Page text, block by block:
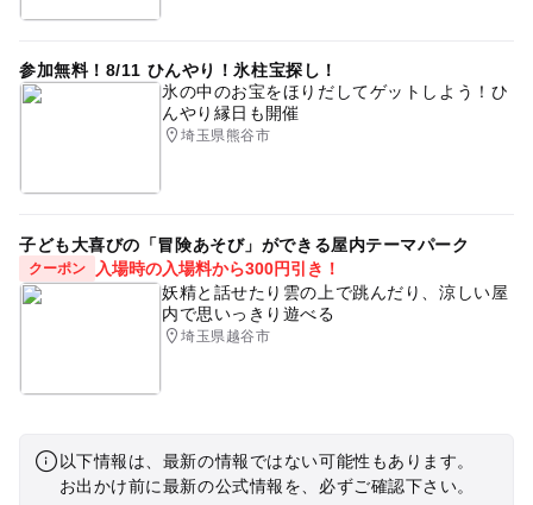
参加無料！8/11 ひんやり！氷柱宝探し！
氷の中のお宝をほりだしてゲットしよう！ひ
んやり縁日も開催
埼玉県熊谷市
子ども大喜びの「冒険あそび」ができる屋内テーマパーク
クーポン
入場時の入場料から300円引き！
妖精と話せたり雲の上で跳んだり、涼しい屋
内で思いっきり遊べる
埼玉県越谷市
以下情報は、最新の情報ではない可能性もあります。
お出かけ前に最新の公式情報を、必ずご確認下さい。